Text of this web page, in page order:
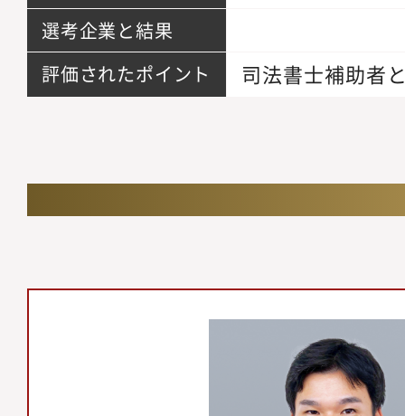
選考企業と結果
評価されたポイント
司法書士補助者